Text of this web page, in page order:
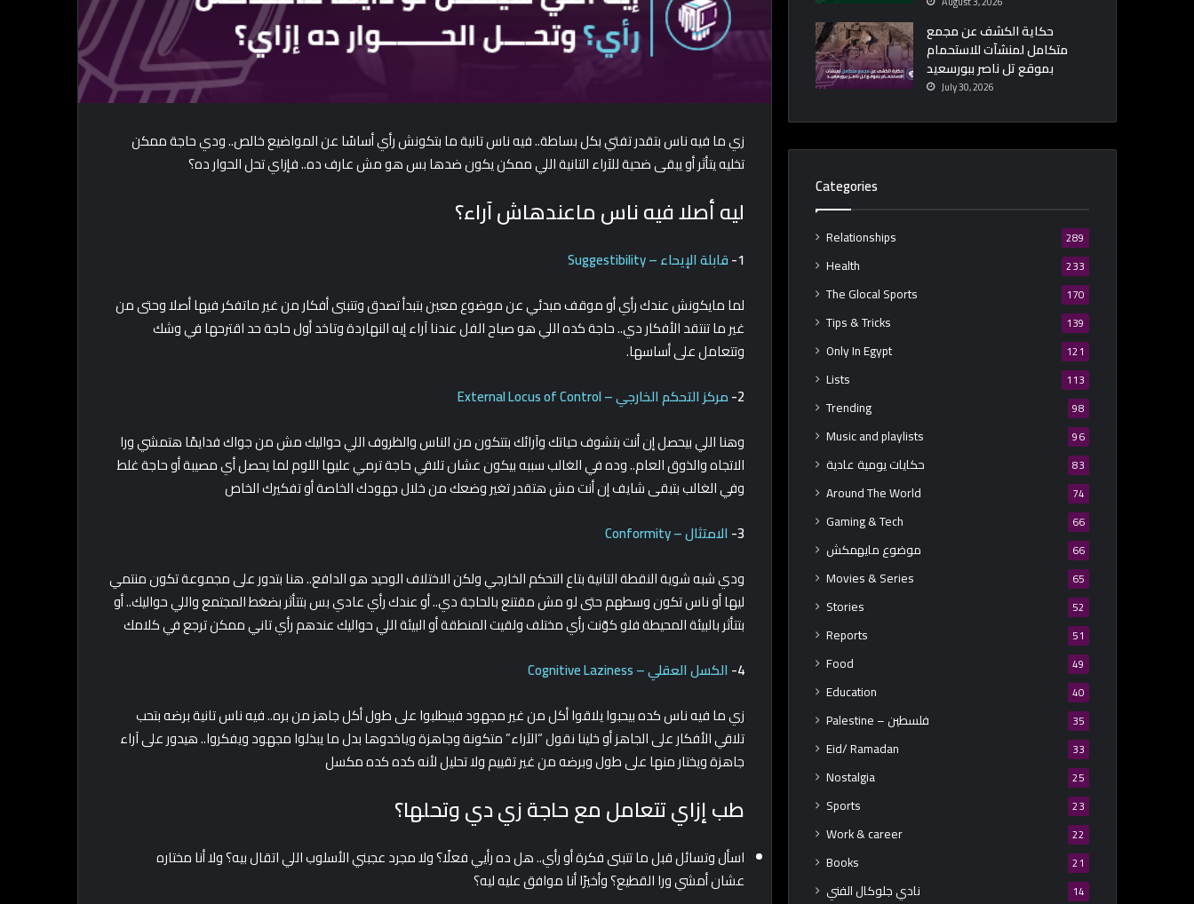
زي ما فيه ناس بتقدر تفتي بكل بساطة.. فيه ناس تانية ما بتكونش رأي أساسًا عن المواضيع خالص.. ودي حاجة ممكن
تخليه يتأثر أو يبقى ضحية للآراء التانية اللي ممكن يكون ضدها بس هو مش عارف ده.. فإزاي تحل الحوار ده؟
ليه أصلا فيه ناس ماعندهاش آراء؟
1- قابلة الإيحاء – Suggestibility
لما مايكونش عندك رأي أو موقف مبدئي عن موضوع معين بتبدأ تصدق وتتبنى أفكار من غير ماتفكر فيها أصلا وحتى من
غير ما تنتقد الأفكار دي.. حاجة كده اللي هو صباح الفل عندنا آراء إيه النهاردة وتاخد أول حاجة حد اقترحها في وشك
وتتعامل على أساسها.
2- مركز التحكم الخارجي – External Locus of Control
وهنا اللي بيحصل إن أنت بتشوف حياتك وآرائك بتتكون من الناس والظروف اللي حواليك مش من جواك فدايمًا هتمشي ورا
الاتجاه والذوق العام.. وده في الغالب سببه بيكون عشان تلاقي حاجة ترمي عليها اللوم لما يحصل أي مصيبة أو حاجة غلط
وفي الغالب بتبقى شايف إن أنت مش هتقدر تغير وضعك من خلال جهودك الخاصة أو تفكيرك الخاص
3- الامتثال – Conformity
ودي شبه شوية النقطة التانية بتاع التحكم الخارجي ولكن الاختلاف الوحيد هو الدافع.. هنا بتدور على مجموعة تكون منتمي
ليها أو ناس تكون وسطهم حتى لو مش مقتنع بالحاجة دي.. أو عندك رأي عادي بس بتتأثر بضغط المجتمع واللي حواليك.. أو
بتتأثر بالبيئة المحيطة فلو كوّنت رأي مختلف ولقيت المنطقة أو البيئة اللي حواليك عندهم رأي تاني ممكن ترجع في كلامك
4- الكسل العقلي – Cognitive Laziness
زي ما فيه ناس كده بيحبوا يلاقوا أكل من غير مجهود فبيطلبوا على طول أكل جاهز من بره.. فيه ناس تانية برضه بتحب
تلاقي الأفكار على الجاهز أو خلينا نقول “الآراء” متكونة وجاهزة وياخدوها بدل ما يبذلوا مجهود ويفكروا.. هيدور على آراء
جاهزة ويختار منها على طول وبرضه من غير تقييم ولا تحليل لأنه كده كده مكسل
طب إزاي تتعامل مع حاجة زي دي وتحلها؟
اسأل وتسائل قبل ما تتبنى فكرة أو رأي.. هل ده رأيي فعلًا؟ ولا مجرد عجبني الأسلوب اللي اتقال بيه؟ ولا أنا مختاره
عشان أمشي ورا القطيع؟ وأخيرًا أنا موافق عليه ليه؟
حكاية الكشف عن مجمع
متكامل لمنشآت للاستحمام
بموقع تل ناصر ببورسعيد
July 30, 2026
Categories
Relationships 289
Health 233
The Glocal Sports 170
Tips & Tricks 139
Only In Egypt 121
Lists 113
Trending 98
Music and playlists 96
حكايات يومية عادية 83
Around The World 74
Gaming & Tech 66
موضوع مايهمكش 66
Movies & Series 65
Stories 52
Reports 51
Food 49
Education 40
Palestine – فلسطين 35
Eid/ Ramadan 33
Nostalgia 25
Sports 23
Work & career 22
Books 21
نادي جلوكال الفني 14